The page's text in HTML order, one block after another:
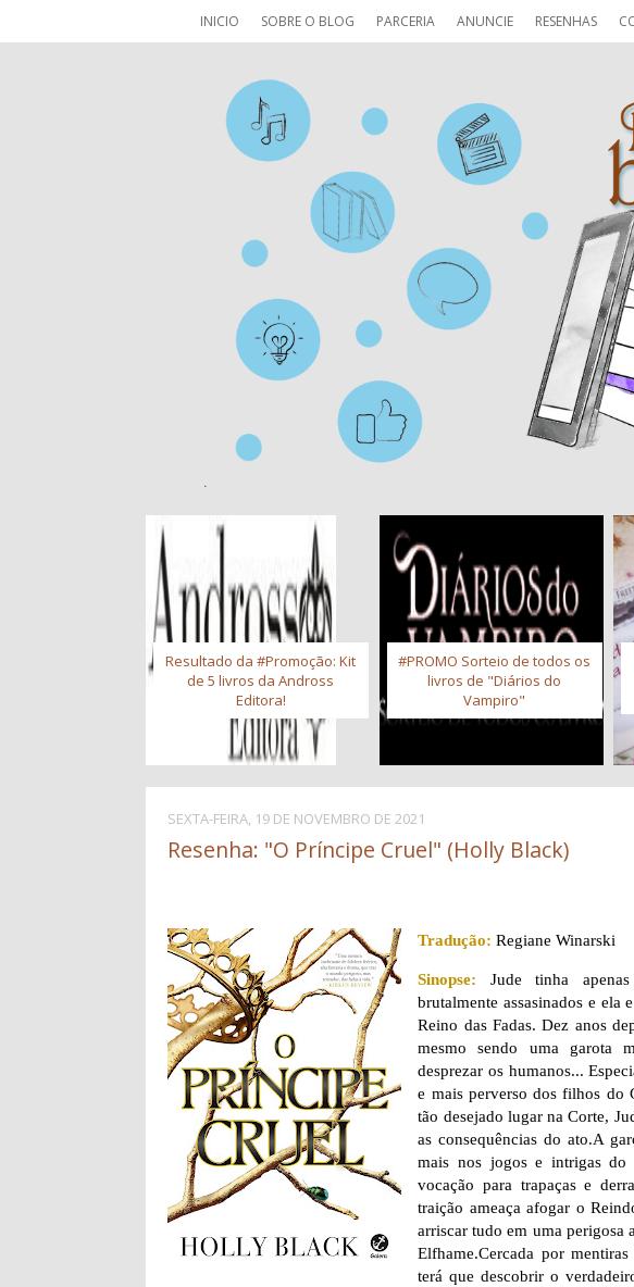
INICIO SOBRE O BLOG PARCERIA ANUNCIE RESENHAS
Resultado da #Promoção: Kit
de 5 livros da Andross
Editora!
#PROMO Sorteio de todos os
livros de "Diários do
Vampiro"
SEXTA-FEIRA, 19 DE NOVEMBRO DE 2021
Resenha: "O Príncipe Cruel" (Holly Black)
Tradução: Regiane Winarski
Sinopse:
Jude tinha
brutalmente assasinados e ela
Reino das Fadas. Dez anos
mesmo sendo uma garota
desprezar os humanos...
e mais perverso dos filhos do
tão desejado lugar na Corte,
as consequências do ato.A
mais nos jogos e intrigas do
vocação para trapaças e
traição ameaça afogar o
arriscar tudo em uma perigosa
Elfhame.Cercada por
terá que descobrir o